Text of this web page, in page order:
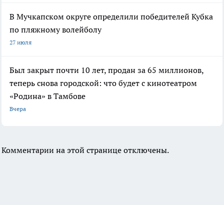
В Мучкапском округе определили победителей Кубка
по пляжному волейболу
27 июля
Был закрыт почти 10 лет, продан за 65 миллионов,
теперь снова городской: что будет с кинотеатром
«Родина» в Тамбове
Вчера
Комментарии на этой странице отключены.